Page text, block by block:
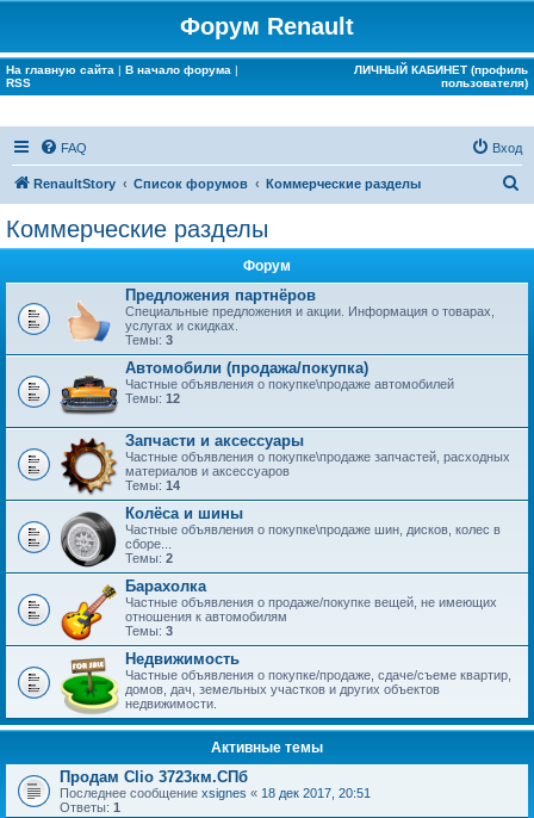
Форум Renault
На главную сайта | В начало форума |
RSS
ЛИЧНЫЙ КАБИНЕТ (профиль
пользователя)
FAQ Вход
RenaultStory Список форумов Коммерческие разделы
Коммерческие разделы
Форум
Предложения партнёров
Специальные предложения и акции. Информация о товарах,
услугах и скидках.
Темы: 3
Автомобили (продажа/покупка)
Частные объявления о покупке\продаже автомобилей
Темы: 12
Запчасти и аксессуары
Частные объявления о покупке\продаже запчастей, расходных
материалов и аксессуаров
Темы: 14
Колёса и шины
Частные объявления о покупке\продаже шин, дисков, колес в
сборе...
Темы: 2
Барахолка
Частные объявления о продаже/покупке вещей, не имеющих
отношения к автомобилям
Темы: 3
Недвижимость
Частные объявления о покупке/продаже, сдаче/съеме квартир,
домов, дач, земельных участков и других объектов
недвижимости.
Активные темы
Продам Clio 3723км.СПб
Последнее сообщение xsignes « 18 дек 2017, 20:51
Ответы: 1